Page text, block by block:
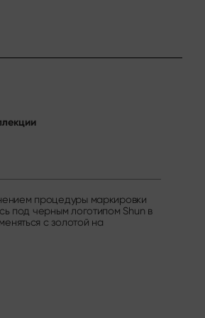
процедуры маркировки
под черным логотипом Shun в
с золотой на